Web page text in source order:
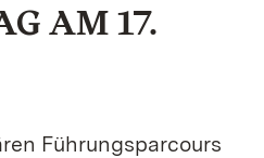
AM 17.
Führungsparcours